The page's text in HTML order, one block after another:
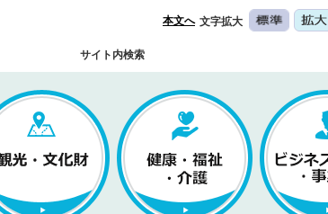
本文へ 文字拡大
サイト内検索